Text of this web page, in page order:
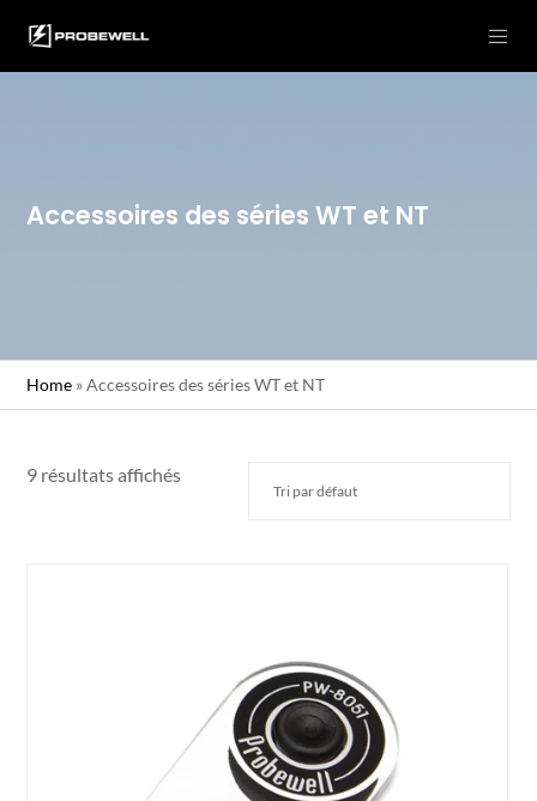
Accessoires des séries WT et NT
Home »Accessoires des séries WT et NT
9 résultats affichés